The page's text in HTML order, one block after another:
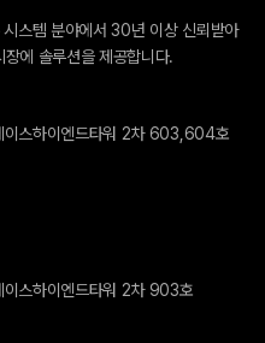
스템 분야에서 30년 이상 신뢰받아
장에 솔루션을 제공합니다.
이스하이엔드타워 2차 603,604호
스하이엔드타워 2차 903호